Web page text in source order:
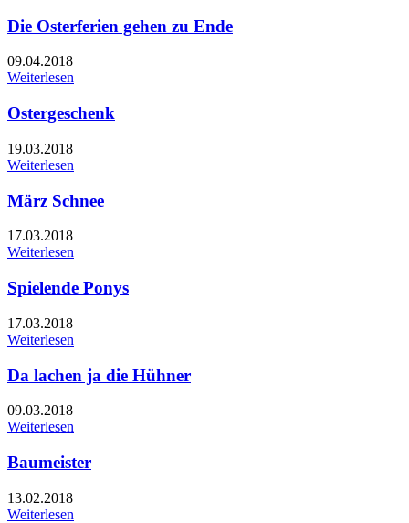
Die Osterferien gehen zu Ende
09.04.2018
Weiterlesen
Ostergeschenk
19.03.2018
Weiterlesen
März Schnee
17.03.2018
Weiterlesen
Spielende Ponys
17.03.2018
Weiterlesen
Da lachen ja die Hühner
09.03.2018
Weiterlesen
Baumeister
13.02.2018
Weiterlesen